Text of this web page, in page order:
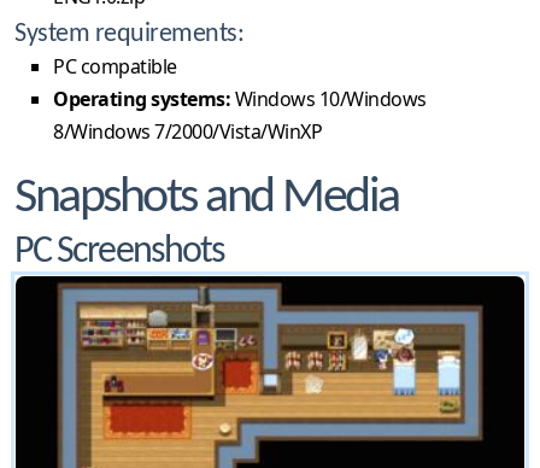
System requirements:
PC compatible
Operating systems:Windows 10/Windows
8/Windows 7/2000/Vista/WinXP
Snapshots and Media
PC Screenshots